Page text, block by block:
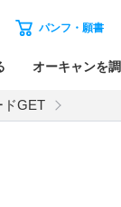
パンフ・願書
オーキャンを
ドGET